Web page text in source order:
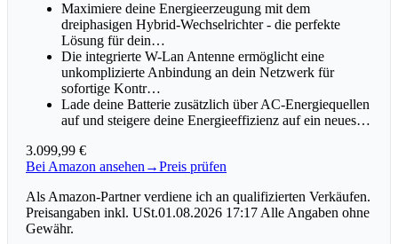
Maximiere deine Energieerzeugung mit dem
dreiphasigen Hybrid-Wechselrichter - die perfekte
Lösung für dein…
Die integrierte W-Lan Antenne ermöglicht eine
unkomplizierte Anbindung an dein Netzwerk für
sofortige Kontr…
Lade deine Batterie zusätzlich über AC-Energiequellen
auf und steigere deine Energieeffizienz auf ein neues…
3.099,99 €
Bei Amazon ansehen →Preis prüfen
Als Amazon-Partner verdiene ich an qualifizierten Verkäufen.
Preisangaben inkl. USt.01.08.2026 17:17 Alle Angaben ohne
Gewähr.